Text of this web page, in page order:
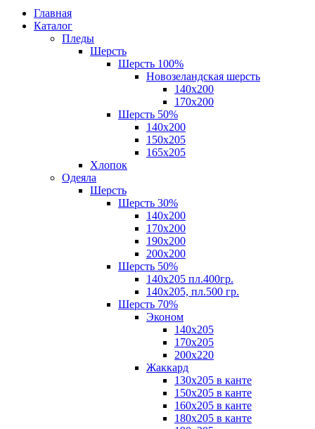
Главная
Каталог
Пледы
Шерсть
Шерсть 100%
Новозеландская шерсть
140х200
170x200
Шерсть 50%
140x200
150х205
165х205
Хлопок
Одеяла
Шерсть
Шерсть 30%
140х200
170х200
190х200
200х200
Шерсть 50%
140х205 пл.400гр.
140х205, пл.500 гр.
Шерсть 70%
Эконом
140х205
170х205
200х220
Жаккард
130х205 в канте
150х205 в канте
160х205 в канте
180х205 в канте